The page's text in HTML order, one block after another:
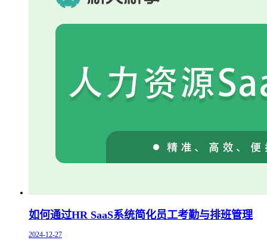
如何通过HR SaaS系统简化员工考勤与排班管理
2024-12-27